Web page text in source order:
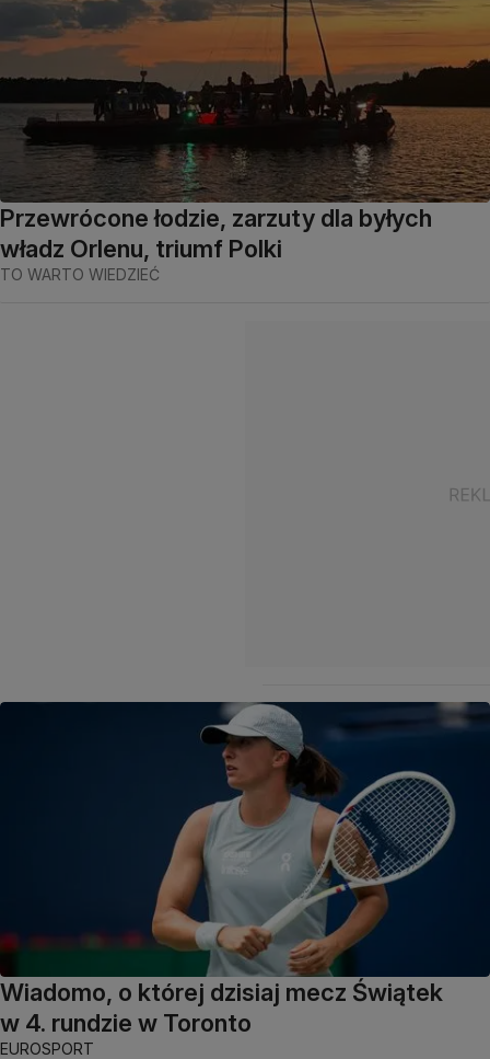
Przewrócone łodzie, zarzuty dla byłych
władz Orlenu, triumf Polki
TO WARTO WIEDZIEĆ
Wiadomo, o której dzisiaj mecz Świątek
w 4. rundzie w Toronto
EUROSPORT